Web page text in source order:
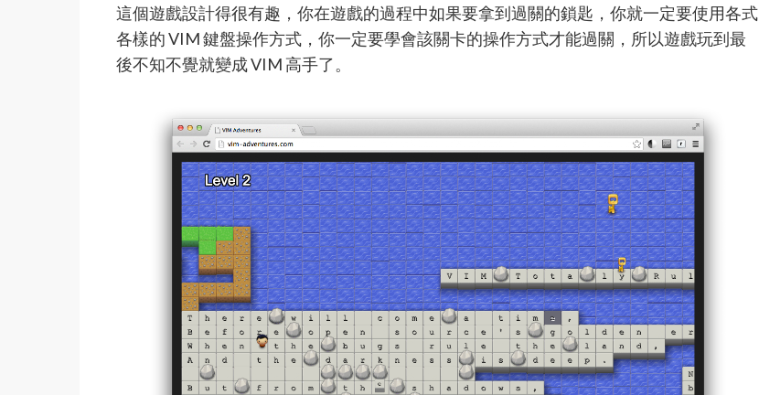
這個遊戲設計得很有趣，你在遊戲的過程中如果要拿到過關的鎖匙，你就一定要使用各式
各樣的 VIM 鍵盤操作方式，你一定要學會該關卡的操作方式才能過關，所以遊戲玩到最
後不知不覺就變成 VIM 高手了。